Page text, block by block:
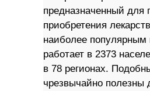
предназначенный для
приобретения
наиболее популярным
работает в 2373
в 78 регионах.
чрезвычайно полезны